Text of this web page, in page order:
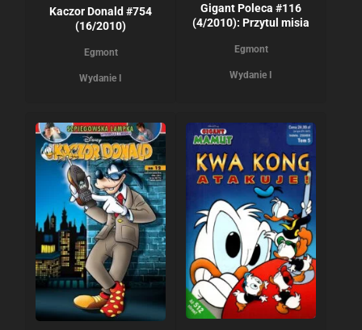
Kaczor Donald #754
(16/2010)
Egmont
Wydanie I
Gigant Poleca #116
(4/2010): Przytul misia
Egmont
Wydanie I